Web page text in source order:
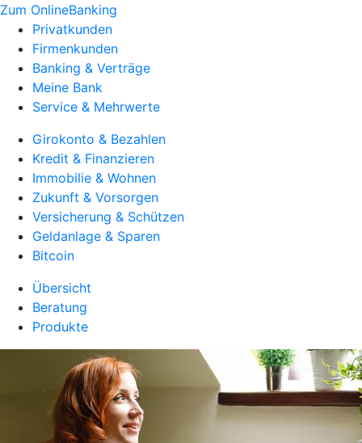
Zum OnlineBanking
Privatkunden
Firmenkunden
Banking & Verträge
Meine Bank
Service & Mehrwerte
Girokonto & Bezahlen
Kredit & Finanzieren
Immobilie & Wohnen
Zukunft & Vorsorgen
Versicherung & Schützen
Geldanlage & Sparen
Bitcoin
Übersicht
Beratung
Produkte